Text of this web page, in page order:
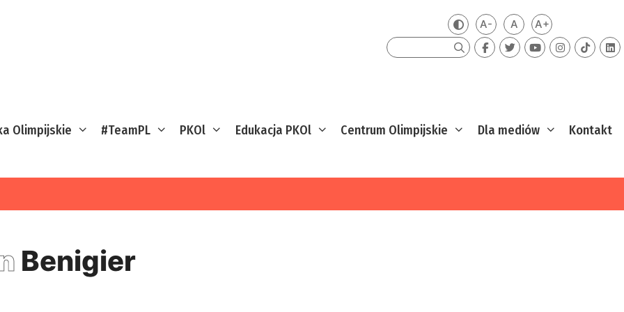
Zmień kontrast
A-Mniejsza czcionka
ADomyślna czcionka
A+Większa
Szukaj
Olimpijskie #TeamPL PKOl Edukacja PKOl Centrum Olimpijskie Dla mediów Kontakt
Benigier